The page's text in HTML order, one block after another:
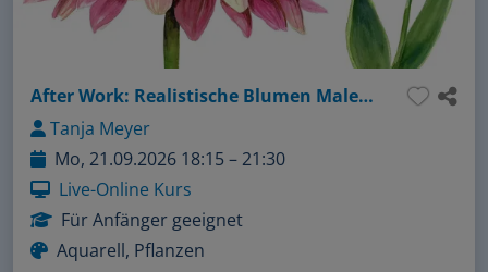
After Work: Realistische Blumen Malen leicht gemacht
Tanja Meyer
Mo, 21.09.2026 18:15 – 21:30
Live-Online Kurs
Für Anfänger geeignet
Aquarell, Pflanzen